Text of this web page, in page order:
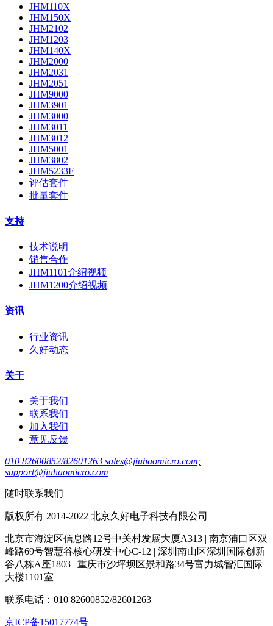
JHM110X
JHM150X
JHM2102
JHM1203
JHM140X
JHM2000
JHM2031
JHM2051
JHM9000
JHM3901
JHM3000
JHM3011
JHM3012
JHM5001
JHM3802
JHM5233F
评估套件
批量套件
支持
技术说明
销售合作
JHM1101介绍视频
JHM1200介绍视频
资讯
行业资讯
久好动态
关于
关于我们
联系我们
加入我们
意见反馈
010 82600852/82601263 sales@jiuhaomicro.com;
support@jiuhaomicro.com
随时联系我们
版权所有 2014-2022 北京久好电子科技有限公司
北京市海淀区信息路12号中关村发展大厦A313 | 南京浦口区双
峰路69号智慧谷核心研发中心C-12 | 深圳南山区深圳国际创新
谷八栋A座1803 | 重庆市沙坪坝区景和路34号富力城智汇国际
大楼1101室
联系电话：010 82600852/82601263
京ICP备15017774号